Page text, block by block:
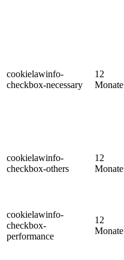
cookielawinfo-
checkbox-necessary
12
Monate
cookielawinfo-
checkbox-others
12
Monate
cookielawinfo-
checkbox-
performance
12
Monate